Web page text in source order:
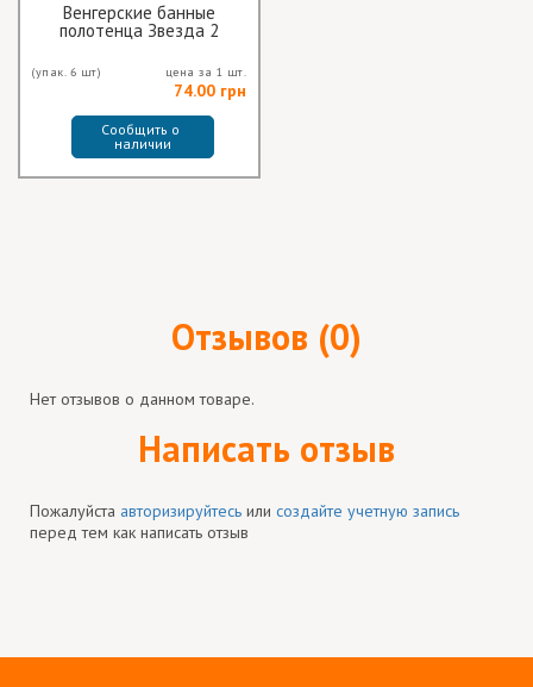
Венгерские банные
полотенца Звезда 2
(упак. 6 шт) цена за 1 шт.
74.00 грн
Сообщить о
наличии
Отзывов (0)
Нет отзывов о данном товаре.
Написать отзыв
Пожалуйста авторизируйтесь или создайте учетную запись
перед тем как написать отзыв